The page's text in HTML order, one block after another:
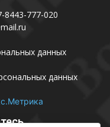
8443-777-020
данных
данных